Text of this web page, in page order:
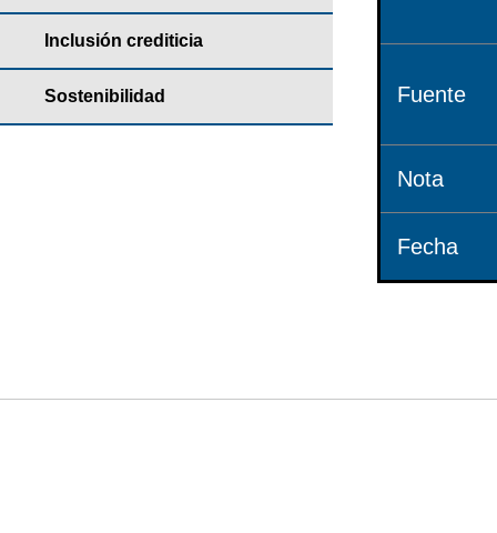
Inclusión crediticia
Sostenibilidad Fuente
Nota
Fecha